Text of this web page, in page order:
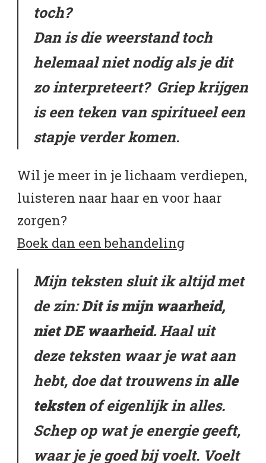
toch?
Dan is die weerstand toch
helemaal niet nodig als je dit
zo interpreteert? Griep krijgen
is een teken van spiritueel een
stapje verder komen.
Wil je meer in je lichaam verdiepen,
luisteren naar haar en voor haar
zorgen?
Boek dan een behandeling
Mijn teksten sluit ik altijd met
de zin:Dit is mijn waarheid,
niet DE waarheid.Haal uit
deze teksten waar je wat aan
hebt, doe dat trouwens in alle
tekstenof eigenlijk in alles.
Schep op wat je energie geeft,
waar je je goed bij voelt. Voelt